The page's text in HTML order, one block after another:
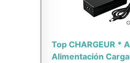
Top CHARGEUR *
Alimentación